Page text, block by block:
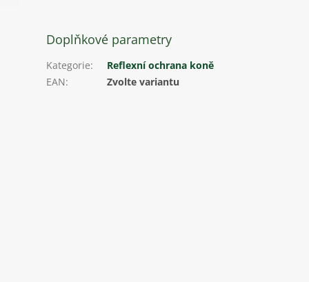
Doplňkové parametry
Kategorie:
Reflexní ochrana koně
EAN: Zvolte variantu